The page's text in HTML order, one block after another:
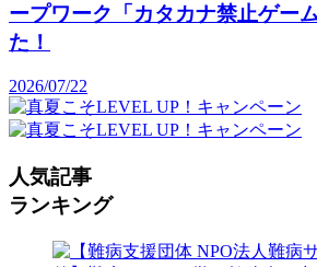
ープワーク「カタカナ禁止ゲー
た！
2026/07/22
人気記事
ランキング